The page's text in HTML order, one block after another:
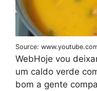
Source:
WebHoje vou
um caldo verde
bom a gente